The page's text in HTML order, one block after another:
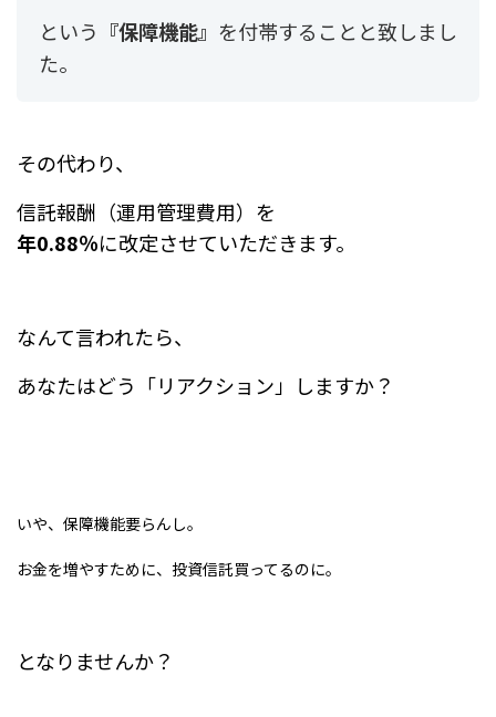
という 『保障機能』 を付帯することと致しまし
た。
その代わり、
信託報酬（運用管理費用）を
年0.88％に改定させていただきます。
なんて言われたら、
あなたはどう「リアクション」しますか？
いや、保障機能要らんし。
お金を増やすために、投資信託買ってるのに。
となりませんか？